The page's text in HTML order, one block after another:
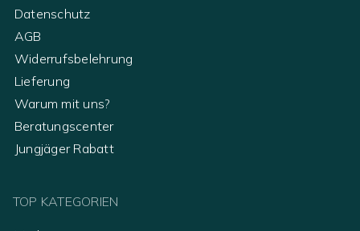
Datenschutz
AGB
Widerrufsbelehrung
Lieferung
Warum mit uns?
Beratungscenter
Jungjäger Rabatt
TOP KATEGORIEN